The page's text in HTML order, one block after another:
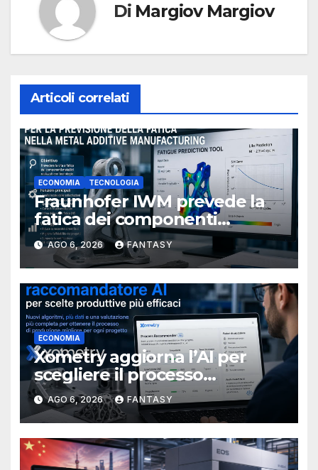
Di Margiov Margiov
Articoli correlati
ECONOMIA TECNOLOGIA
Fraunhofer IWM prevede la
fatica dei componenti
metallici stampati in 3D
AGO 6, 2026 FANTASY
ECONOMIA
Xometry aggiorna l’AI per
scegliere il processo
produttivo più adatto
AGO 6, 2026 FANTASY